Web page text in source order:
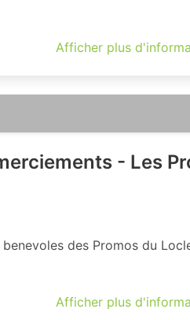
Afficher plus
- Les
des Promos du
Afficher plus